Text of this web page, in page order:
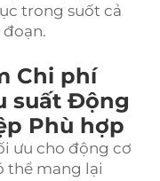
trong suốt cả
Chi phí
suất Động
Phù hợp
ưu cho động cơ
thể mang lại